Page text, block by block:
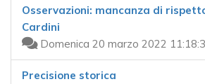
Osservazioni: mancanza di
Cardini
Domenica 20 marzo 2022
Precisione storica